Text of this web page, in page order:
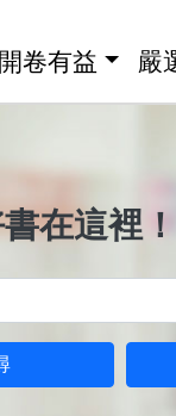
卷有益 嚴
在這裡！